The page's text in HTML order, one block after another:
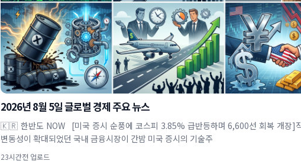
2026년 8월 5일 글로벌 경제 주요 뉴스
🇰🇷 한반도 NOW [미국 증시 순풍에 코스피 3.85% 급반등하며 6,600선 회복 개장]
변동성이 확대되었던 국내 금융시장이 간밤 미국 증시의 기술주
23시간전 업로드